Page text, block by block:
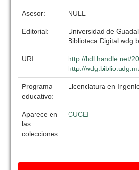
Asesor: NULL
Editorial:
Universidad de
Biblioteca Digital
URI:
http://hdl.handle.net/
http://
Programa
educativo:
Licenciatura en
Aparece en
las
colecciones:
CUCEI